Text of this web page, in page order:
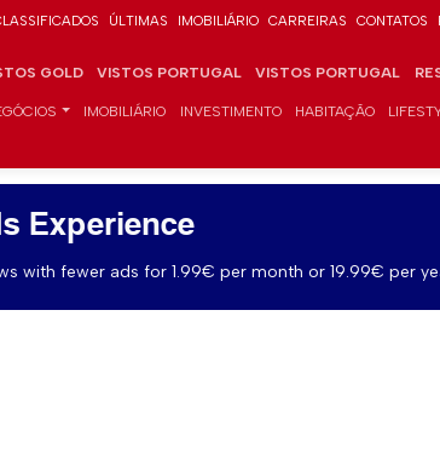
ÚLTIMAS IMOBILIÁRIO CARREIRAS CONTATOS
GOLD VISTOS PORTUGAL VISTOS PORTUGAL
IMOBILIÁRIO INVESTIMENTO HABITAÇÃO
Experience
with fewer ads for 1.99€ per month or 19.99€ per